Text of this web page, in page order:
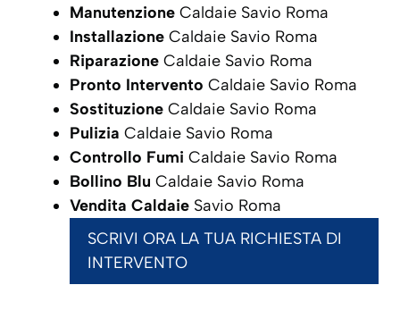
Manutenzione Caldaie Savio Roma
Installazione Caldaie Savio Roma
Riparazione Caldaie Savio Roma
Pronto Intervento Caldaie Savio Roma
Sostituzione Caldaie Savio Roma
Pulizia Caldaie Savio Roma
Controllo Fumi Caldaie Savio Roma
Bollino Blu Caldaie Savio Roma
Vendita Caldaie Savio Roma
SCRIVI ORA LA TUA RICHIESTA DI
INTERVENTO